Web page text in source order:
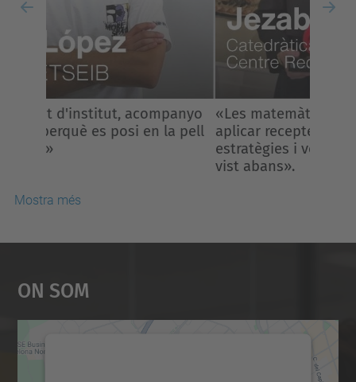
«Les matemàtiques no consisteixen en
aplicar receptes, sinó inventar
estratègies i veure el que ningú havia
Previous
Mostra més
On Som